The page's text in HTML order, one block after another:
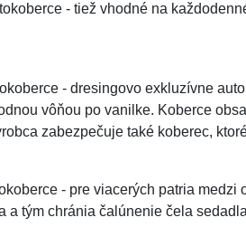
- tiež vhodné na
- dresingovo exkluzívne
vôňou po vanilke. Koberce
zabezpečuje také koberec,
- pre viacerých patria
a tým chránia čalúnenie čela